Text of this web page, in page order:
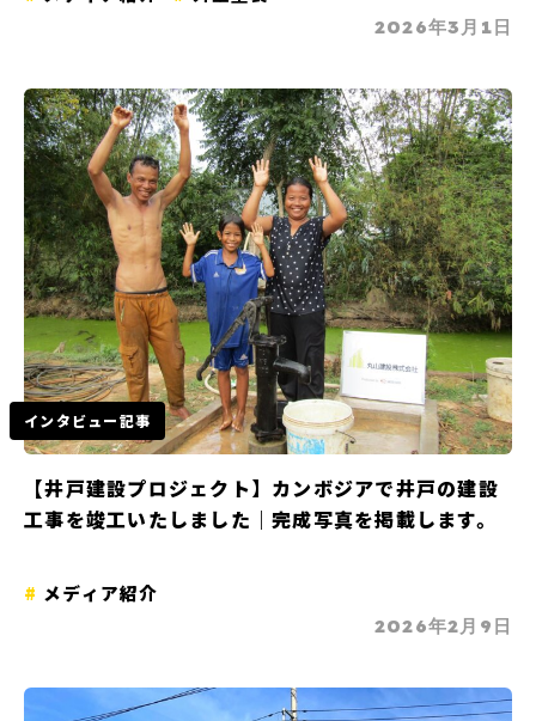
2026年3月1日
インタビュー記事
【井戸建設プロジェクト】カンボジアで井戸の建設
工事を竣工いたしました｜完成写真を掲載します。
メディア紹介
2026年2月9日